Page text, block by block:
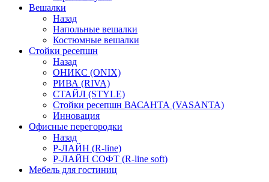
Вешалки
Назад
Напольные вешалки
Костюмные вешалки
Стойки ресепшн
Назад
ОНИКС (ONIX)
РИВА (RIVA)
СТАЙЛ (STYLE)
Стойки ресепшн ВАСАНТА (VASANTA)
Инновация
Офисные перегородки
Назад
Р-ЛАЙН (R-line)
Р-ЛАЙН СОФТ (R-line soft)
Мебель для гостиниц